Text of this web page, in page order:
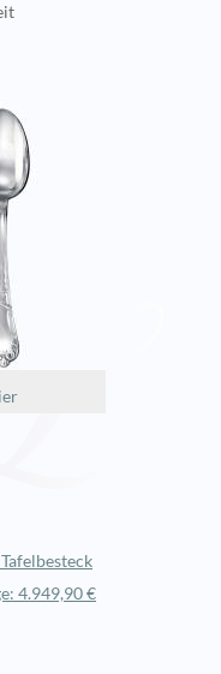
4.949,90 €